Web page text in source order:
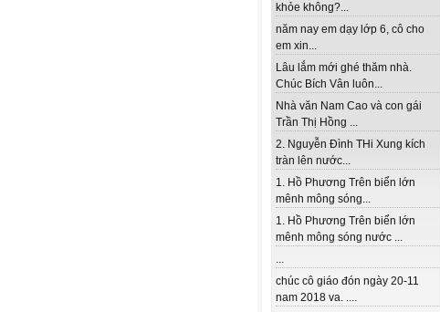
khỏe không?...
năm nay em dạy lớp 6, cô cho
em xin...
Lâu lắm mới ghé thăm nhà.
Chúc Bích Vân luôn...
Nhà văn Nam Cao và con gái
Trần Thị Hồng ...
2. Nguyễn Đình THi Xung kích
tràn lên nước...
1. Hồ Phương Trên biển lớn
mênh mông sóng...
1. Hồ Phương Trên biển lớn
mênh mông sóng nước ...
...
chúc cô giáo đón ngày 20-11
nam 2018 va. ....